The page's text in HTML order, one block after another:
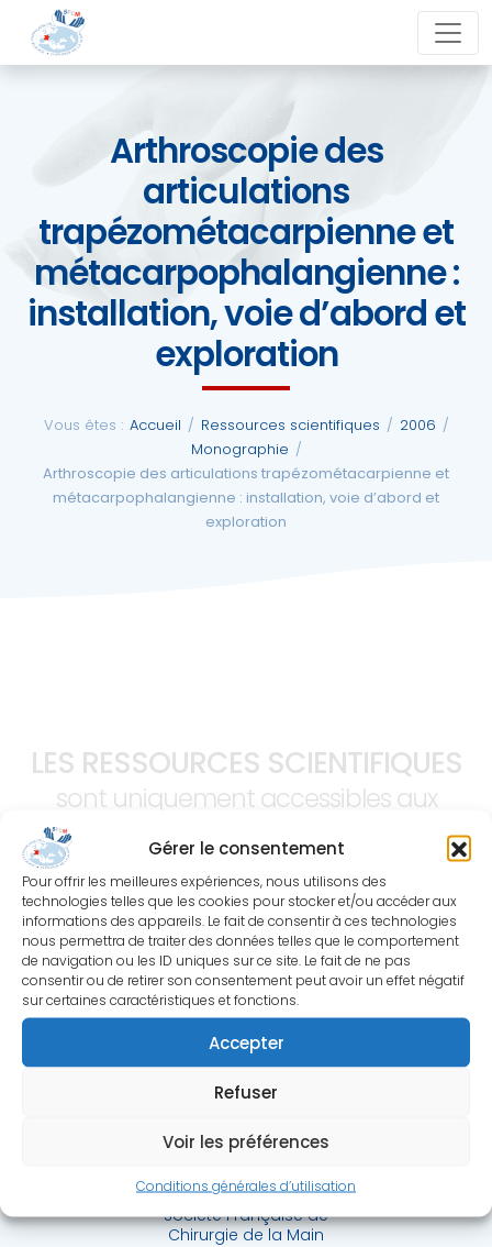
Gérer le consentement
Pour offrir les meilleures expériences, nous utilisons des
technologies telles que les cookies pour stocker et/ou accéder aux
informations des appareils. Le fait de consentir à ces technologies
nous permettra de traiter des données telles que le comportement
de navigation ou les ID uniques sur ce site. Le fait de ne pas
consentir ou de retirer son consentement peut avoir un effet négatif
sur certaines caractéristiques et fonctions.
Accepter
Refuser
Voir les préférences
Conditions générales d’utilisation
Arthroscopie des
articulations
trapézométacarpienne et
métacarpophalangienne :
installation, voie d’abord et
exploration
Vous êtes : Accueil / Ressources scientifiques / 2006 /
Monographie /
Arthroscopie des articulations trapézométacarpienne et
métacarpophalangienne : installation, voie d’abord et
exploration
LES RESSOURCES SCIENTIFIQUES
sont uniquement accessibles aux
membres de la SFCM à jour de
cotisation.
Société Française de
Chirurgie de la Main
close
Actualités
Evénements